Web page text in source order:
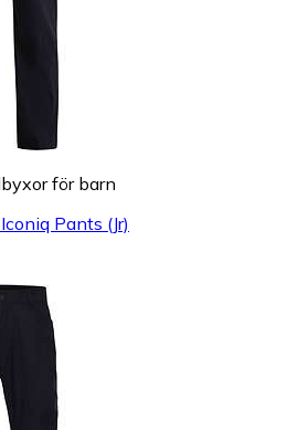
för barn
Pants (Jr)